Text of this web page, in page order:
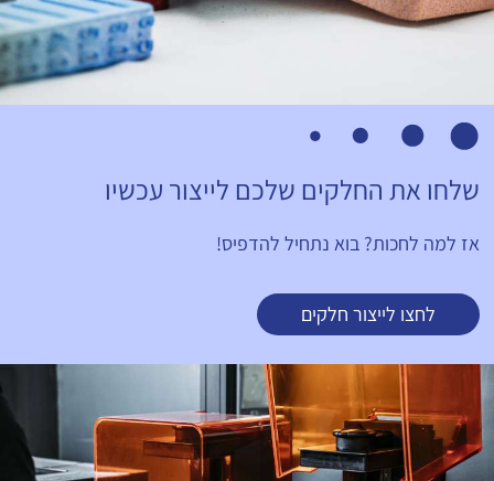
שלחו את החלקים שלכם לייצור עכשיו
אז למה לחכות? בוא נתחיל להדפיס!
לחצו לייצור חלקים